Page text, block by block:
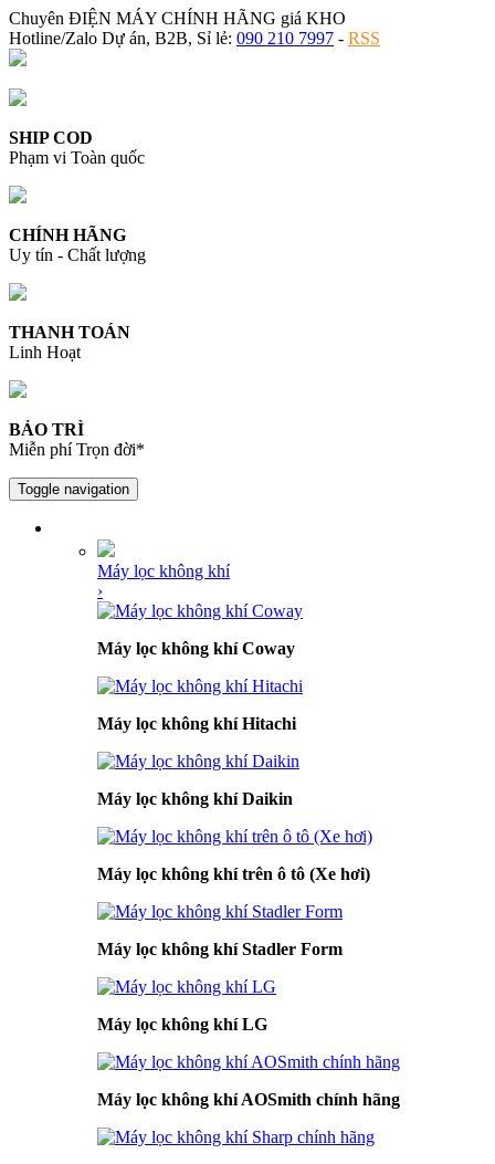
Chuyên ĐIỆN MÁY CHÍNH HÃNG giá KHO
Hotline/Zalo Dự án, B2B, Sỉ lẻ: 090 210 7997 - RSS
SHIP COD
Phạm vi Toàn quốc
CHÍNH HÃNG
Uy tín - Chất lượng
THANH TOÁN
Linh Hoạt
BẢO TRÌ
Miễn phí Trọn đời*
Toggle navigation
Máy lọc không khí
›
Máy lọc không khí Coway
Máy lọc không khí Hitachi
Máy lọc không khí Daikin
Máy lọc không khí trên ô tô (Xe hơi)
Máy lọc không khí Stadler Form
Máy lọc không khí LG
Máy lọc không khí AOSmith chính hãng